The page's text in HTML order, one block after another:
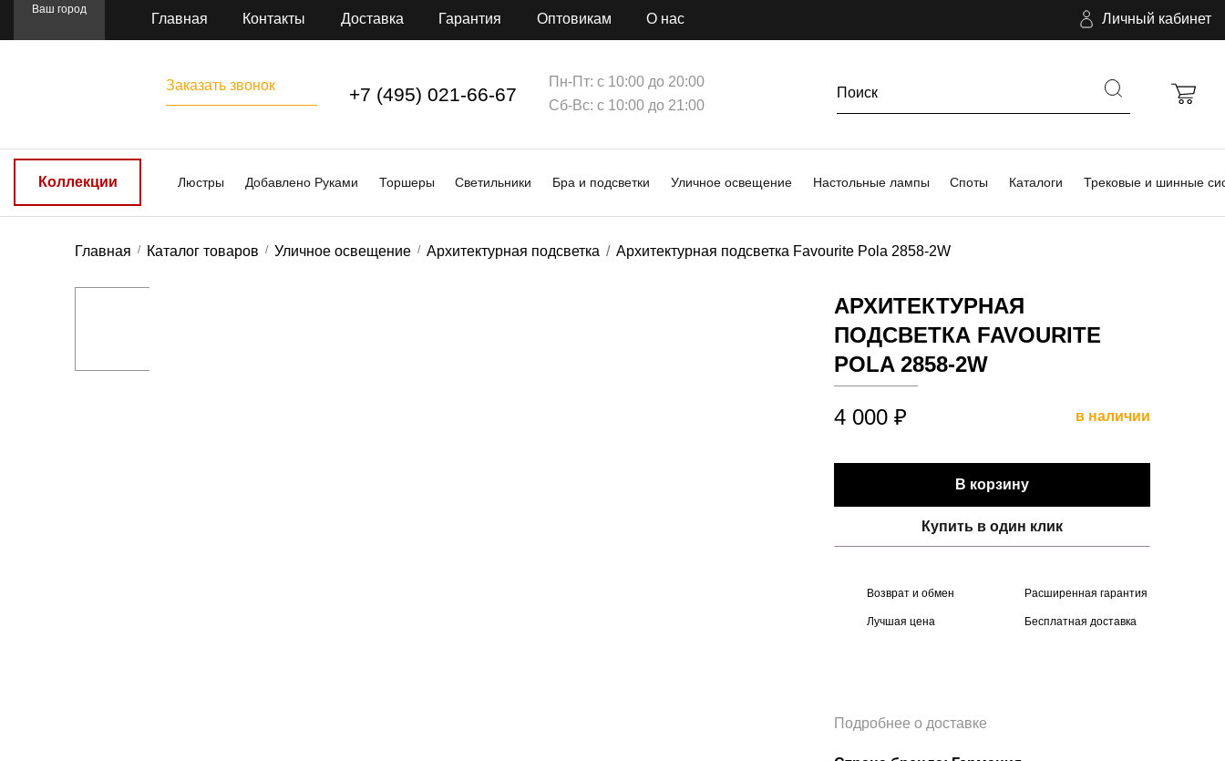
Ваш город
Главная Контакты Доставка Гарантия Оптовикам О нас Личный кабинет
Заказать звонок +7 (495) 021-66-67
Пн-Пт: с 10:00 до 20:00
Сб-Вс: с 10:00 до 21:00
Коллекции Люстры Добавлено Руками Торшеры Светильники Бра и подсветки Уличное освещение Настольные лампы Споты Каталоги Трековые и шинные
Главная Каталог товаров Уличное освещение Архитектурная подсветка Архитектурная подсветка Favourite Pola 2858-2W
АРХИТЕКТУРНАЯ
ПОДСВЕТКА FAVOURITE
POLA 2858-2W
4 000 ₽ в наличии
В корзину
Купить в один клик
Возврат и обмен Расширенная гарантия
Лучшая цена Бесплатная доставка
Подробнее о доставке